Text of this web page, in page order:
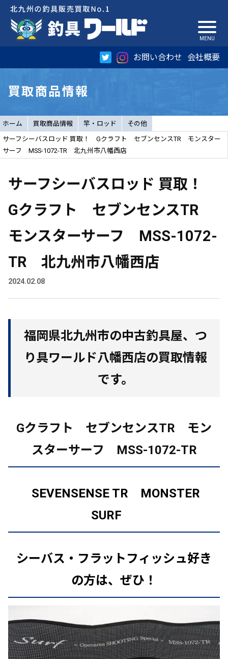
お問い合わせ 会社概要
買取商品情報
ホーム 買取商品情報 竿・ロッド
その他
サーフシーバスロッド 買取！ Gクラフト セブンセンスTR モンスター
サーフ MSS-1072-TR 北九州市八幡西店
サーフシーバスロッド 買取！
Gクラフト セブンセンスTR
モンスターサーフ MSS-1072-
TR 北九州市八幡西店
2024.02.08
福岡県北九州市の中古釣具屋、つ
り具ワールド八幡西店の買取情報
です。
Gクラフト セブンセンスTR モン
スターサーフ MSS-1072-TR
SEVENSENSE TR MONSTER
SURF
シーバス・フラットフィッシュ好き
の方は、ぜひ！